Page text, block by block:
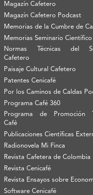
Magazín Cafetero
Magazín Cafetero Podcast
Memorias de la Cumbre de
Memorias Seminario Científico
Normas Técnicas del
Cafetero
Paisaje Cultural Cafetero
Patentes Cenicafé
Por los Caminos de Caldas
Programa Café 360
Programa de Promoción
Café
Publicaciones Científicas
Radionovela Mi Finca
Revista Cafetera de Colombia
Revista Cenicafé
Revista Ensayos sobre
Software Cenicafé